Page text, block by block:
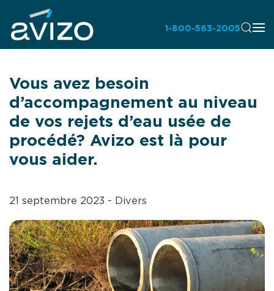
1-800-563-2005
Vous avez besoin
d’accompagnement au niveau
de vos rejets d’eau usée de
procédé? Avizo est là pour
vous aider.
21 septembre 2023 - Divers